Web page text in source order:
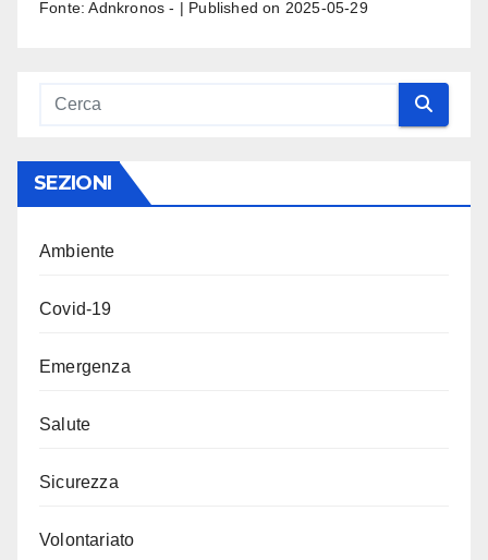
Fonte: Adnkronos - Published on 2025-05-29
SEZIONI
Ambiente
Covid-19
Emergenza
Salute
Sicurezza
Volontariato